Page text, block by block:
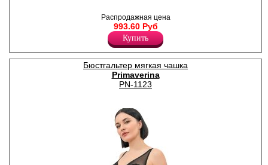
эластичного полотна в
полоску. Бретели
регулируются по длине,
несъемные.
Полиамид 82%
Спандекс 18%
Распродажная цена
993.60 Руб
Купить
Бюстгальтер мягкая чашка
Primaverina
PN-1123